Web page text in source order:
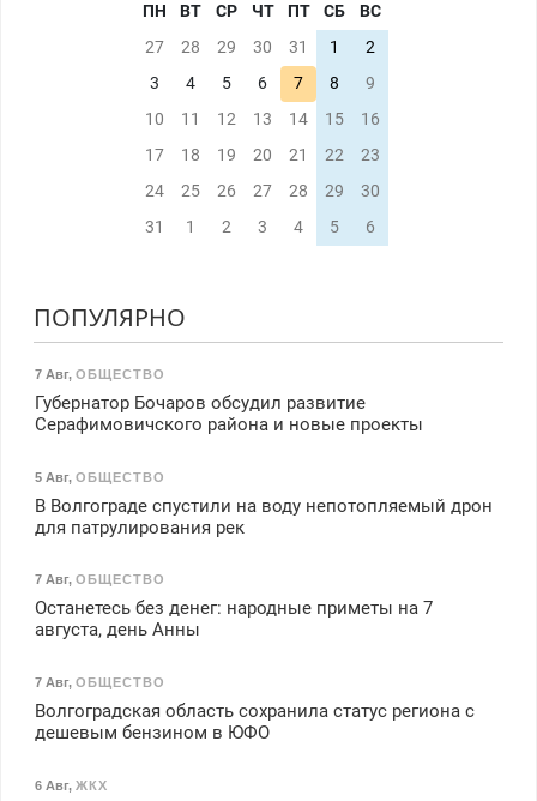
ПН ВТ СР ЧТ ПТ СБ
ВС
27
28 29 30 31 1
2
3
4 5 6 7 8
9
10
11 12 13 14 15
16
17
18 19 20 21 22
23
24
25 26 27 28 29
30
31
1 2 3 4 5 6
ПОПУЛЯРНО
7 Авг, ОБЩЕСТВО
Губернатор Бочаров обсудил развитие
Серафимовичского района и новые проекты
5 Авг, ОБЩЕСТВО
В Волгограде спустили на воду непотопляемый дрон
для патрулирования рек
7 Авг, ОБЩЕСТВО
Останетесь без денег: народные приметы на 7
августа, день Анны
7 Авг, ОБЩЕСТВО
Волгоградская область сохранила статус региона с
дешевым бензином в ЮФО
6 Авг, ЖКХ